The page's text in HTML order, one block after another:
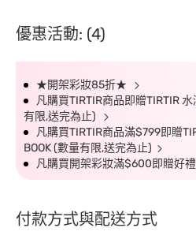
優惠活動: (4)
★開架彩妝85折★
凡購買TIRTIR商品即贈TIRTIR
有限,送完為止)
凡購買TIRTIR商品滿$799即贈
BOOK (數量有限,送完為止)
凡購買開架彩妝滿$600即贈好
付款方式與配送方式